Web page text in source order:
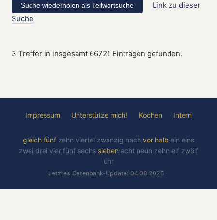
Link zu dieser
Suche
3 Treffer in insgesamt 66721 Einträgen gefunden.
Impressum Unterstütze mich! Kochen Intern
gleich fünf zehn viertel zwanzig nach vor halb ein eins
zwei drei vier fünf sechs sieben acht neun zehn elf zwölf
uhr
Letztes Datenbank-Update: 04.08.2026